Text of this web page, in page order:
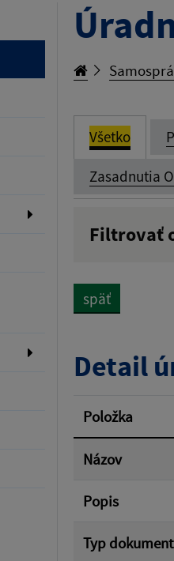
Všetko
Zasadnutia
Filtrovať
Filtrovať
späť
Detail
Položka
Názov
Popis
Typ